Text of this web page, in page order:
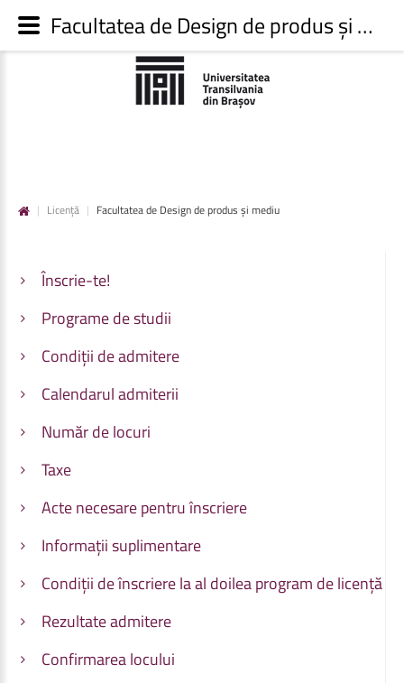
| Licență | Facultatea de Design de produs și mediu
Înscrie-te!
Programe de studii
Condiții de admitere
Calendarul admiterii
Număr de locuri
Taxe
Acte necesare pentru înscriere
Informații suplimentare
Condiții de înscriere la al doilea program de licență
Rezultate admitere
Confirmarea locului
Facultatea de Design de produs și mediu - Admitere UNITBV